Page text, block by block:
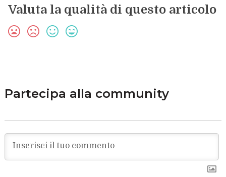
Valuta la qualità di questo articolo
Partecipa alla community